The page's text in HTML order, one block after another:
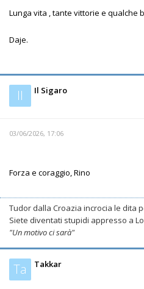
Lunga vita , tante vittorie e qualche
Daje.
Il Il Sigaro
03/06/2026, 17:06
Forza e coraggio, Rino
Tudor dalla Croazia incrocia le dita
Siete diventati stupidi appresso a
"Un motivo ci sarà"
Ta Takkar